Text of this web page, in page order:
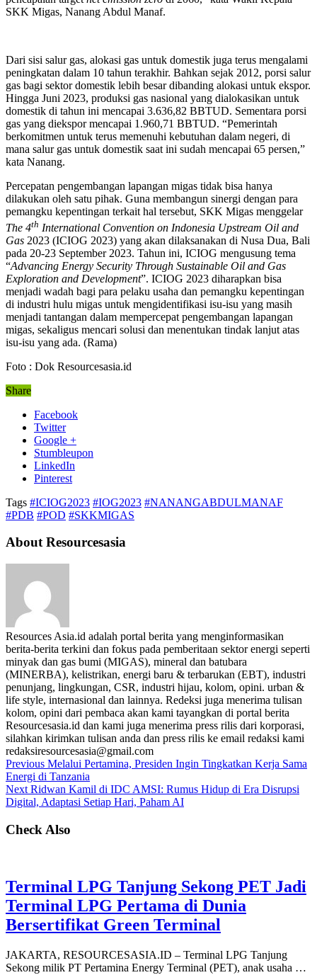
SKK Migas, Nanang Abdul Manaf.
Dari sisi salur gas, alokasi gas untuk domestik juga terus mengalami
peningkatan dalam 10 tahun terakhir. Bahkan sejak 2012, porsi salur
gas bagi sektor domestik lebih besar dibanding alokasi untuk ekspor.
Hingga Juni 2023, produksi gas nasional yang dialokasikan untuk
domestik di tahun ini mencapai 3.636,82 BBTUD. Sementara porsi
gas yang diekspor mencapai 1.960,71 BBTUD. “Pemerintah
berkomitmen untuk terus memenuhi kebutuhan dalam negeri, di
mana salur gas untuk domestik saat ini sudah mencapai 65 persen,”
kata Nanang.
Percepatan pengembangan lapangan migas tidak bisa hanya
dilakukan oleh satu pihak. Guna membangun sinergi dengan para
pemangku kepentingan terkait hal tersebut, SKK Migas menggelar
The 4th International Convention on Indonesia Upstream Oil and
Gas 2023 (ICIOG 2023) yang akan dilaksanakan di Nusa Dua, Bali
pada 20-23 September 2023. Tahun ini, ICIOG mengusung tema
“Advancing Energy Security Through Sustainable Oil and Gas
Exploration and Development”. ICIOG 2023 diharapkan bisa
menjadi wadah bagi para pelaku usaha dan pemangku kepentingan
di industri hulu migas untuk mengidentifikasi isu-isu yang masih
menjadi tantangan dalam mempercepat pengembangan lapangan
migas, sekaligus mencari solusi dan menentukan tindak lanjut atas
isu-isu yang ada. (Rama)
Foto : Dok Resourcesasia.id
Share
Facebook
Twitter
Google +
Stumbleupon
LinkedIn
Pinterest
Tags #ICIOG2023 #IOG2023 #NANANGABDULMANAF
#PDB #POD #SKKMIGAS
About Resourcesasia
Resources Asia.id adalah portal berita yang menginformasikan
berita-berita terkini dan fokus pada pemberitaan sektor energi seperti
minyak dan gas bumi (MIGAS), mineral dan batubara
(MINERBA), kelistrikan, energi baru & terbarukan (EBT), industri
penunjang, lingkungan, CSR, industri hijau, kolom, opini. urban &
life style, internasional dan lainnya. Redeksi juga menerima tulisan
kolom, opini dari pembaca akan kami tayangkan di portal berita
Resourcesasia.id dan kami juga menerima press rilis dari korporasi,
silahkan kirimkan tulisan anda dan press rilis ke email redaksi kami
redaksiresourcesasia@gmail.com
Previous Melalui Pertamina, Presiden Ingin Tingkatkan Kerja Sama
Energi di Tanzania
Next Ridwan Kamil di IDC AMSI: Rumus Hidup di Era Disrupsi
Digital, Adaptasi Setiap Hari, Paham AI
Check Also
Terminal LPG Tanjung Sekong PET Jadi
Terminal LPG Pertama di Dunia
Bersertifikat Green Terminal
JAKARTA, RESOURCESASIA.ID – Terminal LPG Tanjung
Sekong milik PT Pertamina Energy Terminal (PET), anak usaha …